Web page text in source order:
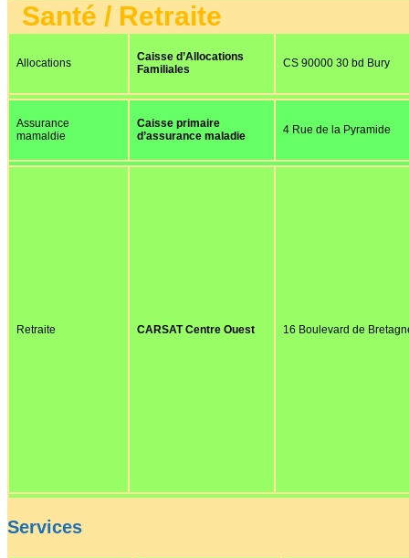
Santé / Retraite
Allocations
Caisse d’Allocations
Familiales
CS 90000 30 bd Bury
Assurance
mamaldie
Caisse primaire
d’assurance maladie
4 Rue de la Pyramide
Retraite CARSAT Centre Ouest 16 Boulevard de
Services